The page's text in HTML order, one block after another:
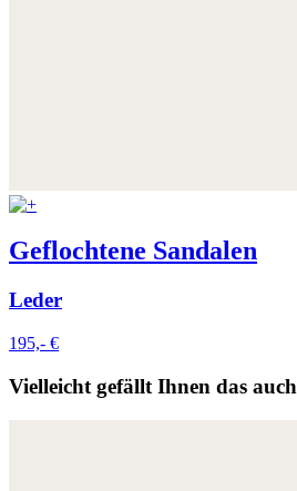
Geflochtene Sandalen
Leder
195,- €
Vielleicht gefällt Ihnen das auch